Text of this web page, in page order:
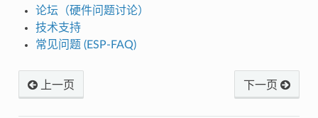
论坛（硬件问题讨论）
技术支持
常见问题 (ESP-FAQ)
下一页
上一页